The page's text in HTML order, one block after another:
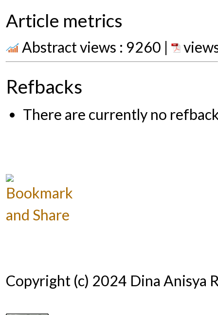
Article metrics
Abstract views : 9260 |
Refbacks
There are currently no
Copyright (c) 2024 Dina Anisya